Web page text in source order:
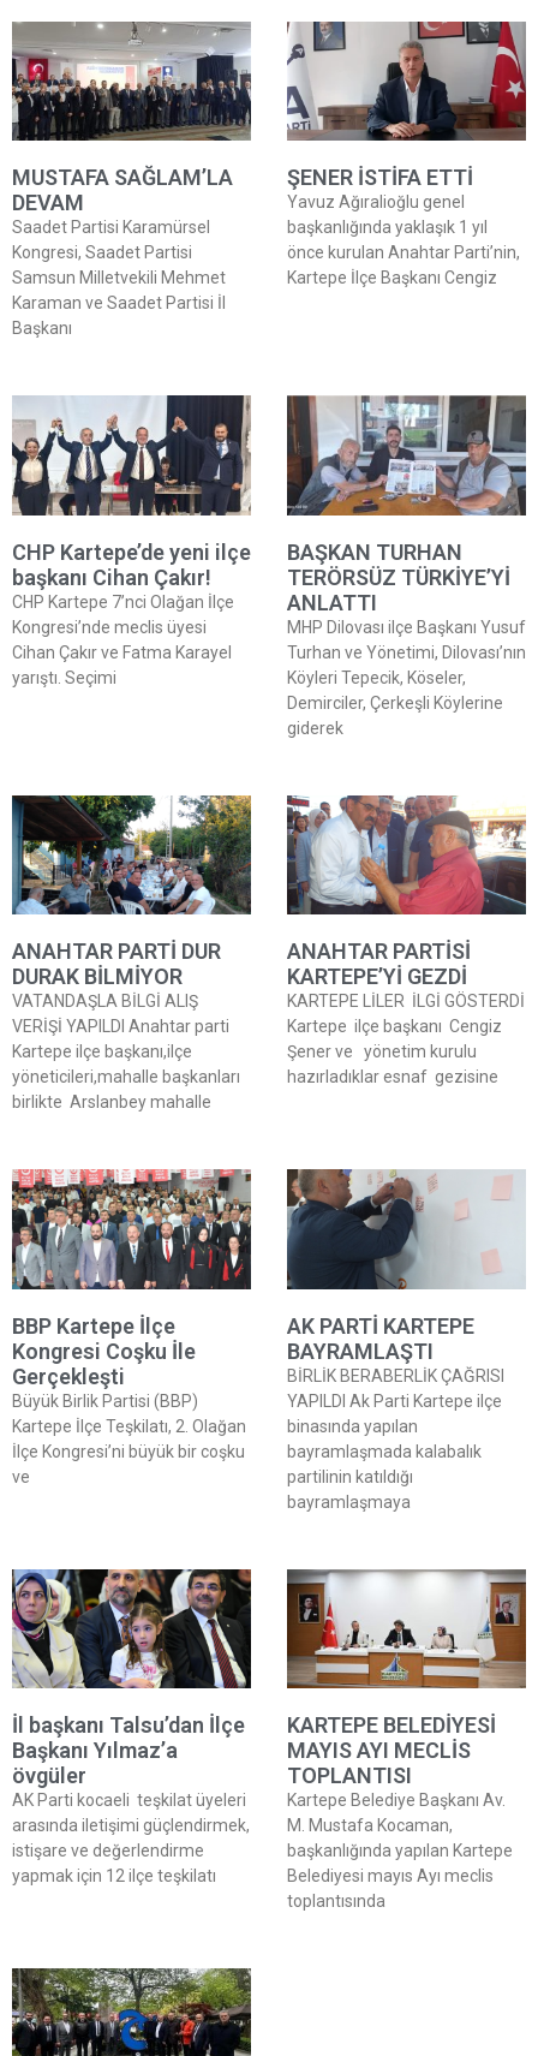
MUSTAFA SAĞLAM’LA
DEVAM
Saadet Partisi Karamürsel
Kongresi, Saadet Partisi
Samsun Milletvekili Mehmet
Karaman ve Saadet Partisi İl
Başkanı
ŞENER İSTİFA ETTİ
Yavuz Ağıralioğlu genel
başkanlığında yaklaşık 1 yıl
önce kurulan Anahtar Parti’nin,
Kartepe İlçe Başkanı Cengiz
CHP Kartepe’de yeni ilçe
başkanı Cihan Çakır!
CHP Kartepe 7’nci Olağan İlçe
Kongresi’nde meclis üyesi
Cihan Çakır ve Fatma Karayel
yarıştı. Seçimi
BAŞKAN TURHAN
TERÖRSÜZ TÜRKİYE’Yİ
ANLATTI
MHP Dilovası ilçe Başkanı Yusuf
Turhan ve Yönetimi, Dilovası’nın
Köyleri Tepecik, Köseler,
Demirciler, Çerkeşli Köylerine
giderek
ANAHTAR PARTİ DUR
DURAK BİLMİYOR
VATANDAŞLA BİLGİ ALIŞ
VERİŞİ YAPILDI Anahtar parti
Kartepe ilçe başkanı,ilçe
yöneticileri,mahalle başkanları
birlikte Arslanbey mahalle
ANAHTAR PARTİSİ
KARTEPE’Yİ GEZDİ
KARTEPE LİLER İLGİ GÖSTERDİ
Kartepe ilçe başkanı Cengiz
Şener ve yönetim kurulu
hazırladıklar esnaf gezisine
BBP Kartepe İlçe
Kongresi Coşku İle
Gerçekleşti
Büyük Birlik Partisi (BBP)
Kartepe İlçe Teşkilatı, 2. Olağan
İlçe Kongresi’ni büyük bir coşku
ve
AK PARTİ KARTEPE
BAYRAMLAŞTI
BİRLİK BERABERLİK ÇAĞRISI
YAPILDI Ak Parti Kartepe ilçe
binasında yapılan
bayramlaşmada kalabalık
partilinin katıldığı
bayramlaşmaya
İl başkanı Talsu’dan İlçe
Başkanı Yılmaz’a
övgüler
AK Parti kocaeli teşkilat üyeleri
arasında iletişimi güçlendirmek,
istişare ve değerlendirme
yapmak için 12 ilçe teşkilatı
KARTEPE BELEDİYESİ
MAYIS AYI MECLİS
TOPLANTISI
Kartepe Belediye Başkanı Av.
M. Mustafa Kocaman,
başkanlığında yapılan Kartepe
Belediyesi mayıs Ayı meclis
toplantısında